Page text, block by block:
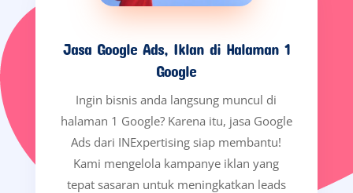
Jasa Google Ads, Iklan di Halaman 1
Google
Ingin bisnis anda langsung muncul di
halaman 1 Google? Karena itu, jasa Google
Ads dari INExpertising siap membantu!
Kami mengelola kampanye iklan yang
tepat sasaran untuk meningkatkan leads